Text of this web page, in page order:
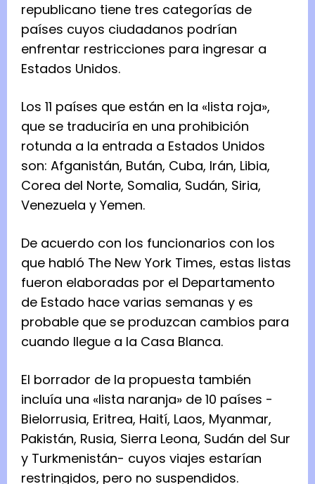
republicano tiene tres categorías de
países cuyos ciudadanos podrían
enfrentar restricciones para ingresar a
Estados Unidos.
Los 11 países que están en la «lista roja»,
que se traduciría en una prohibición
rotunda a la entrada a Estados Unidos
son: Afganistán, Bután, Cuba, Irán, Libia,
Corea del Norte, Somalia, Sudán, Siria,
Venezuela y Yemen.
De acuerdo con los funcionarios con los
que habló The New York Times, estas listas
fueron elaboradas por el Departamento
de Estado hace varias semanas y es
probable que se produzcan cambios para
cuando llegue a la Casa Blanca.
El borrador de la propuesta también
incluía una «lista naranja» de 10 países -
Bielorrusia, Eritrea, Haití, Laos, Myanmar,
Pakistán, Rusia, Sierra Leona, Sudán del Sur
y Turkmenistán- cuyos viajes estarían
restringidos, pero no suspendidos.